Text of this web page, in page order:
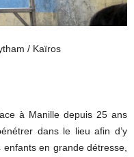
/ Kaïros
à Manille depuis 25 ans
dans le lieu afin d’y
en grande détresse,